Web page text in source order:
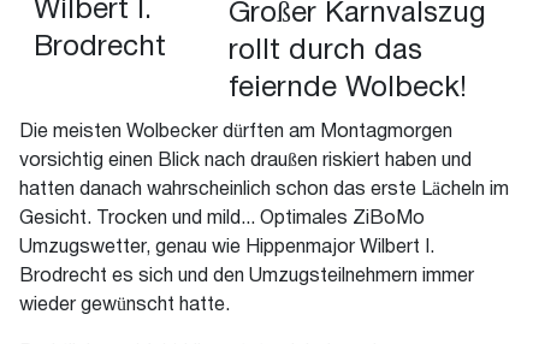
Großer Karnvalszug
rollt durch das
feiernde Wolbeck!
Die meisten Wolbecker dürften am Montagmorgen
vorsichtig einen Blick nach draußen riskiert haben und
hatten danach wahrscheinlich schon das erste Lächeln im
Gesicht. Trocken und mild... Optimales ZiBoMo
Umzugswetter, genau wie Hippenmajor Wilbert I.
Brodrecht es sich und den Umzugsteilnehmern immer
wieder gewünscht hatte.